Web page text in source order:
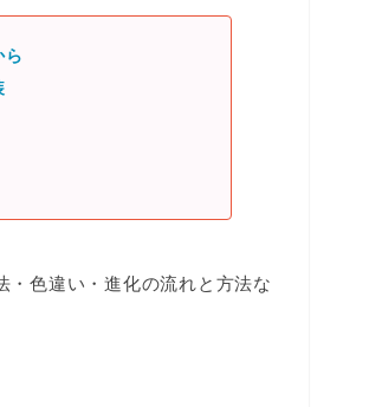
ら
・色違い・進化の流れと方法な